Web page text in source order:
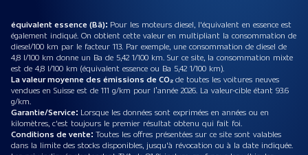
équivalent essence (Bä): Pour les moteurs diesel, l'équivalent en essence est
également indiqué. On obtient cette valeur en multipliant la consommation de
diesel/100 km par le facteur 113. Par exemple, une consommation de diesel de
4,8 l/100 km donne un Ba de 5,42 1/100 km. Sur ce site, la consommation mixte
est de 4,8 l/100 km (équivalent essence ou Ba 5,42 1/100 km).
La valeur moyenne des émissions de CO₂de toutes les voitures neuves
vendues en Suisse est de 111 g/km pour l’année 2026. La valeur-cible étant 93.6
g/km.
Garantie/Service: Lorsque les données sont exprimées en années ou en
kilomètres, c'est toujours le premier résultat obtenu qui fait foi.
Conditions de vente: Toutes les offres présentées sur ce site sont valables
dans la limite des stocks disponibles, jusqu'à révocation ou à la date indiquée.